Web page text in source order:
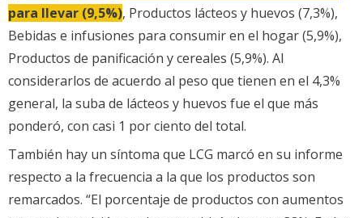
para llevar (9,5%), Productos lácteos y huevos (7,3%),
Bebidas e infusiones para consumir en el hogar (5,9%),
Productos de panificación y cereales (5,9%). Al
considerarlos de acuerdo al peso que tienen en el 4,3%
general, la suba de lácteos y huevos fue el que más
ponderó, con casi 1 por ciento del total.
También hay un síntoma que LCG marcó en su informe
respecto a la frecuencia a la que los productos son
remarcados. “El porcentaje de productos con aumentos